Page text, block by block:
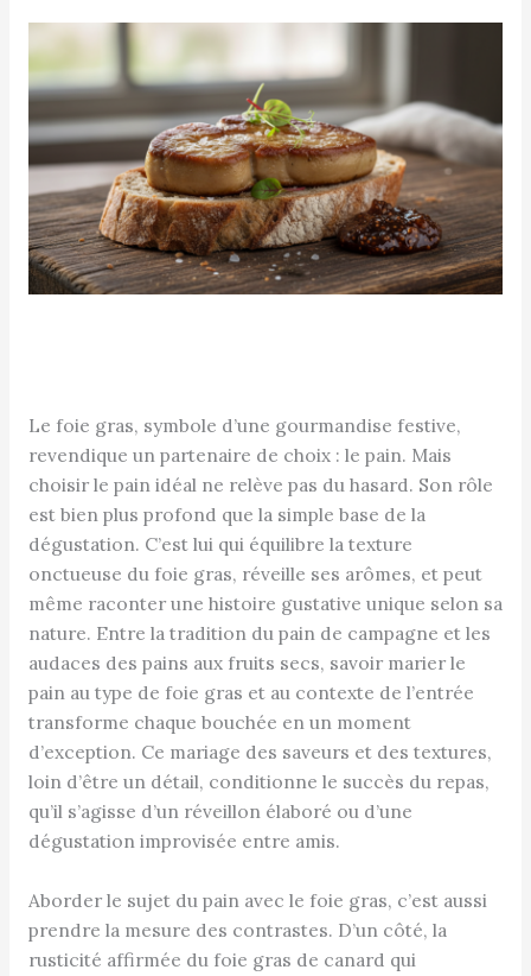
Le foie gras, symbole d’une gourmandise festive,
revendique un partenaire de choix : le pain. Mais
choisir le pain idéal ne relève pas du hasard. Son rôle
est bien plus profond que la simple base de la
dégustation. C’est lui qui équilibre la texture
onctueuse du foie gras, réveille ses arômes, et peut
même raconter une histoire gustative unique selon sa
nature. Entre la tradition du pain de campagne et les
audaces des pains aux fruits secs, savoir marier le
pain au type de foie gras et au contexte de l’entrée
transforme chaque bouchée en un moment
d’exception. Ce mariage des saveurs et des textures,
loin d’être un détail, conditionne le succès du repas,
qu’il s’agisse d’un réveillon élaboré ou d’une
dégustation improvisée entre amis.
Aborder le sujet du pain avec le foie gras, c’est aussi
prendre la mesure des contrastes. D’un côté, la
rusticité affirmée du foie gras de canard qui